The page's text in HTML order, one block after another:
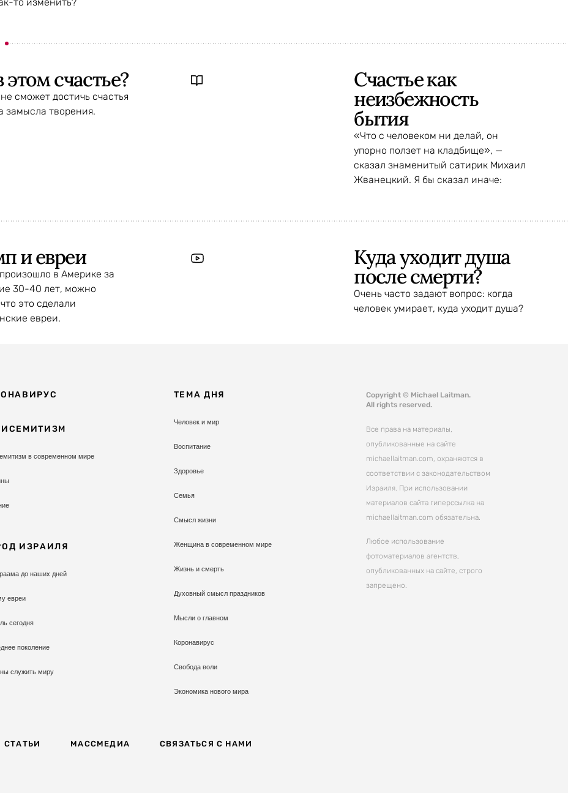
то изменить?
этом счастье?
сможет достичь счастья
замысла творения.
Счастье как
неизбежность
бытия
«Что с человеком ни делай, он
упорно ползет на кладбище», —
сказал знаменитый сатирик Михаил
Жванецкий. Я бы сказал иначе:
и евреи
в Америке за
30-40 лет, можно
это сделали
евреи.
Куда уходит душа
после смерти?
Очень часто задают вопрос: когда
человек умирает, куда уходит душа?
в современном мире
ИЗРАИЛЯ
до наших дней
евреи
сегодня
поколение
служить миру
ТЕМА ДНЯ
Человек и мир
Воспитание
Здоровье
Семья
Смысл жизни
Женщина в современном мире
Жизнь и смерть
Духовный смысл праздников
Мысли о главном
Коронавирус
Свобода воли
Экономика нового мира
Copyright © Michael Laitman.
All rights reserved.
Все права на материалы,
опубликованные на сайте
michaellaitman.com, охраняются в
соответствии с законодательством
Израиля. При использовании
материалов сайта гиперссылка на
michaellaitman.com обязательна.
Любое использование
фотоматериалов агентств,
опубликованных на сайте, строго
запрещено.
СТАТЬИ МАССМЕДИА СВЯЗАТЬСЯ С НАМИ